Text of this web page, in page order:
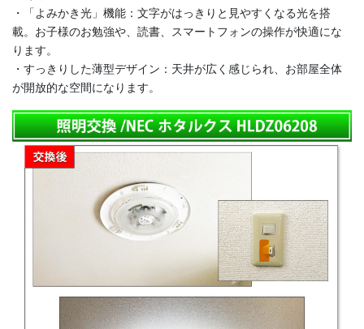
・「よみかき光」機能：文字がはっきりと見やすくなる光を搭
載。お子様のお勉強や、読書、スマートフォンの操作が快適にな
ります。
・すっきりした薄型デザイン：天井が広く感じられ、お部屋全体
が開放的な空間になります。